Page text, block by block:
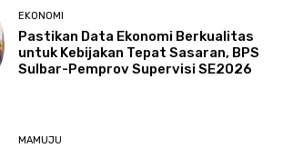
EKONOMI
Pastikan Data Ekonomi Berkualitas
untuk Kebijakan Tepat Sasaran, BPS
Sulbar-Pemprov Supervisi SE2026
MAMUJU